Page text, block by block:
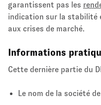
garantissent pas les
indication sur la stabilité
aux crises de marché.
Informations
Cette dernière partie du
Le nom de la société